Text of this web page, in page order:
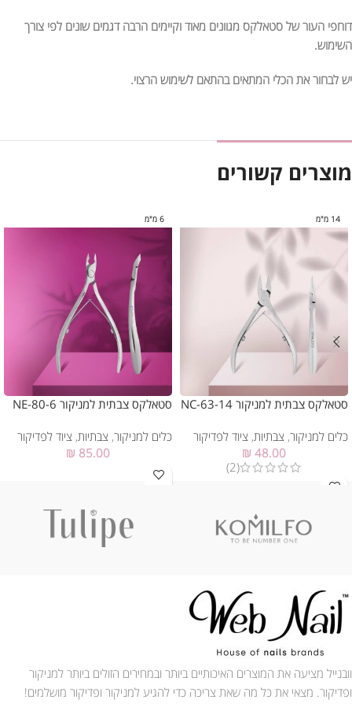
דוחפי העור של סטאלקס מגוונים מאוד וקיימים הרבה דגמים שונים לפי צורך
השימוש.
יש לבחור את הכלי המתאים בהתאם לשימוש הרצוי.
מוצרים קשורים
14 מ"מ
סטאלקס צבתית למניקור NC-63-14
כלים למניקור, צבתיות, ציוד לפדיקור
₪ 48.00
(2)
6 מ"מ
סטאלקס צבתית למניקור NE-80-6
כלים למניקור, צבתיות, ציוד לפדיקור
₪ 85.00
וובנייל מציעה את המוצרים האיכותיים ביותר ובמחירים הזולים ביותר למניקור
ופדיקור. מצאי את כל מה שאת צריכה כדי להגיע למניקור ופדיקור מושלמים!